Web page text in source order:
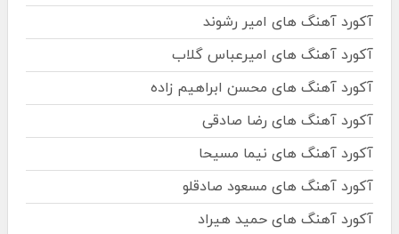
آکورد آهنگ های امیر رشوند
آکورد آهنگ های امیرعباس گلاب
آکورد آهنگ های محسن ابراهیم زاده
آکورد آهنگ های رضا صادقی
آکورد آهنگ های نیما مسیحا
آکورد آهنگ های مسعود صادقلو
آکورد آهنگ های حمید هیراد